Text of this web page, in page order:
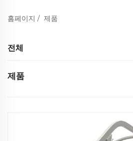
홈페이지 / 제품
전체
제품